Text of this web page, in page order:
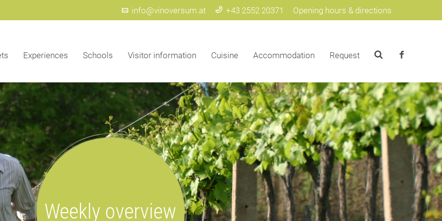
info@vinoversum.at +43 2552 20371 Opening hours & directions
Experiences Schools Visitor information Cuisine Accommodation Request
Weekly overview